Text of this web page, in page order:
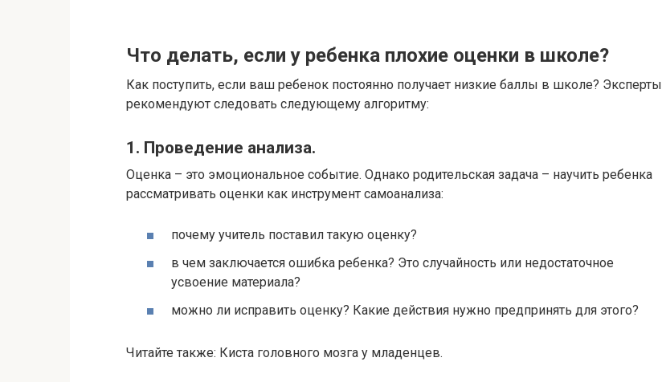
Что делать, если у ребенка плохие оценки в школе?
Как поступить, если ваш ребенок постоянно получает низкие баллы в школе? Эксперты
рекомендуют следовать следующему алгоритму:
1. Проведение анализа.
Оценка – это эмоциональное событие. Однако родительская задача – научить ребенка
рассматривать оценки как инструмент самоанализа:
почему учитель поставил такую оценку?
в чем заключается ошибка ребенка? Это случайность или недостаточное
усвоение материала?
можно ли исправить оценку? Какие действия нужно предпринять для этого?
Читайте также: Киста головного мозга у младенцев.